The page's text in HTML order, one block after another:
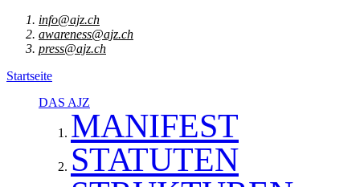
info@ajz.ch
awareness@ajz.ch
press@ajz.ch
Startseite
DAS AJZ
MANIFEST
STATUTEN